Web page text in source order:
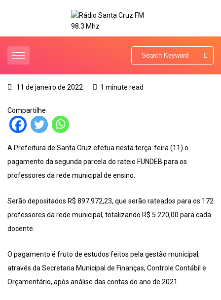
11 de janeiro de 2022 1 minute read
Compartilhe
A Prefeitura de Santa Cruz efetua nesta terça-feira (11) o
pagamento da segunda parcela do rateio FUNDEB para os
professores da rede municipal de ensino.
Serão depositados R$ 897.972,23, que serão rateados para os 172
professores da rede municipal, totalizando R$ 5.220,00 para cada
docente.
O pagamento é fruto de estudos feitos pela gestão municipal,
através da Secretaria Municipal de Finanças, Controle Contábil e
Orçamentário, após análise das contas do ano de 2021.